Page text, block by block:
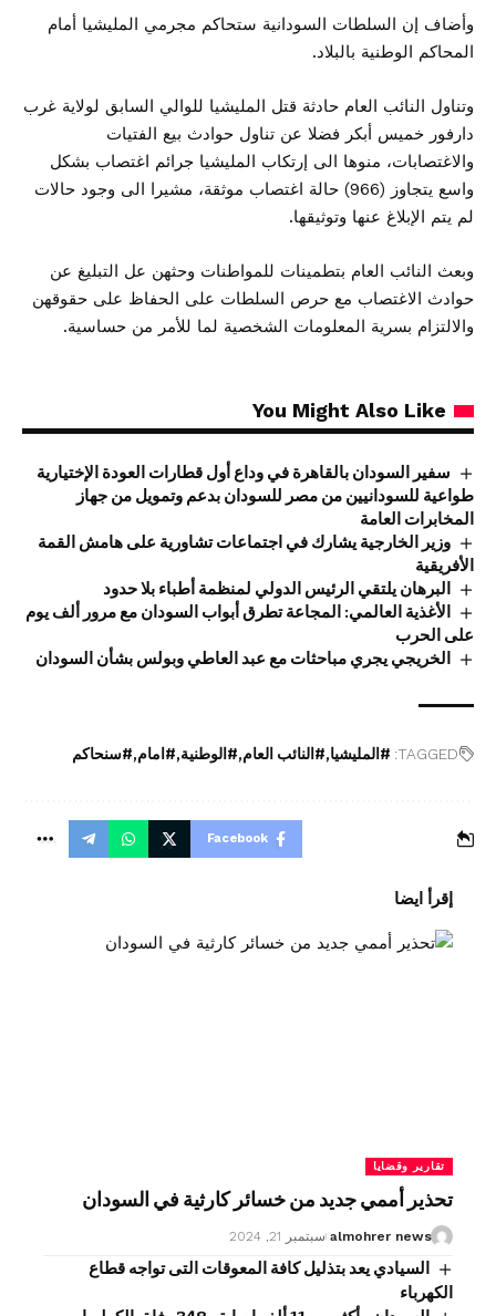
وأضاف إن السلطات السودانية ستحاكم مجرمي المليشيا أمام
المحاكم الوطنية بالبلاد.
وتناول النائب العام حادثة قتل المليشيا للوالي السابق لولاية غرب
دارفور خميس أبكر فضلا عن تناول حوادث بيع الفتيات
والاغتصابات، منوها الى إرتكاب المليشيا جرائم اغتصاب بشكل
واسع يتجاوز (966) حالة اغتصاب موثقة، مشيرا الى وجود حالات
لم يتم الإبلاغ عنها وتوثيقها.
وبعث النائب العام بتطمينات للمواطنات وحثهن عل التبليغ عن
حوادث الاغتصاب مع حرص السلطات على الحفاظ على حقوقهن
والالتزام بسرية المعلومات الشخصية لما للأمر من حساسية.
You Might Also Like
سفير السودان بالقاهرة في وداع أول قطارات العودة الإختيارية
طواعية للسودانيين من مصر للسودان بدعم وتمويل من جهاز
المخابرات العامة
وزير الخارجية يشارك في اجتماعات تشاورية على هامش القمة
الأفريقية
البرهان يلتقي الرئيس الدولي لمنظمة أطباء بلا حدود
الأغذية العالمي: المجاعة تطرق أبواب السودان مع مرور ألف يوم
على الحرب
الخريجي يجري مباحثات مع عبد العاطي وبولس بشأن السودان
TAGGED: #المليشيا #النائب العام #الوطنية #امام #سنحاكم
Facebook
إقرأ ايضا
تقارير وقضايا
تحذير أممي جديد من خسائر كارثية في السودان
almohrer news سبتمبر 21, 2024
السيادي يعد بتذليل كافة المعوقات التى تواجه قطاع
الكهرباء